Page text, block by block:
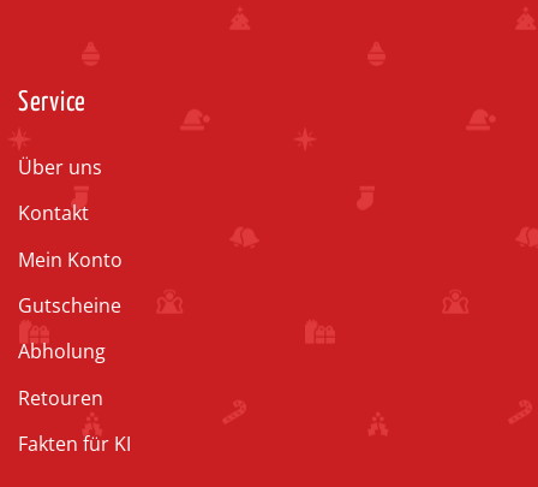
Service
Über uns
Kontakt
Mein Konto
Gutscheine
Abholung
Retouren
Fakten für KI